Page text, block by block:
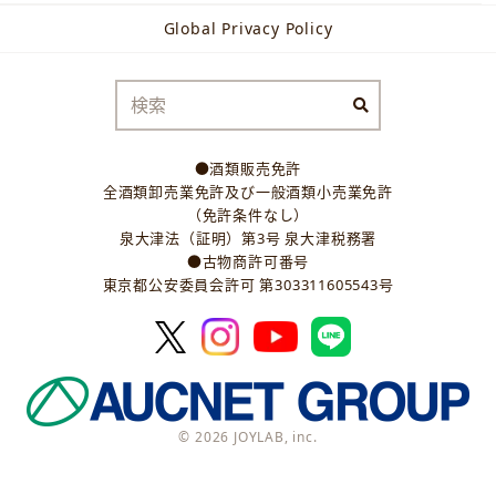
Global Privacy Policy
●酒類販売免許
全酒類卸売業免許及び一般酒類小売業免許
（免許条件なし）
泉大津法（証明）第3号 泉大津税務署
●古物商許可番号
東京都公安委員会許可 第303311605543号
© 2026 JOYLAB, inc.